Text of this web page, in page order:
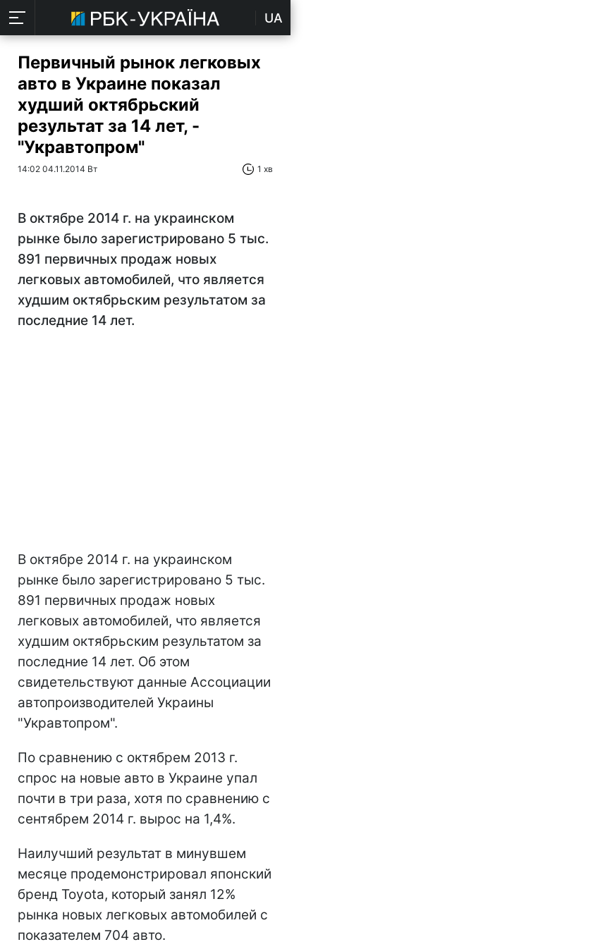
UA
Первичный рынок легковых
авто в Украине показал
худший октябрьский
результат за 14 лет, -
"Укравтопром"
14:02 04.11.2014 Вт 1 хв
В октябре 2014 г. на украинском
рынке было зарегистрировано 5 тыс.
891 первичных продаж новых
легковых автомобилей, что является
худшим октябрьским результатом за
последние 14 лет.
В октябре 2014 г. на украинском
рынке было зарегистрировано 5 тыс.
891 первичных продаж новых
легковых автомобилей, что является
худшим октябрьским результатом за
последние 14 лет. Об этом
свидетельствуют данные Ассоциации
автопроизводителей Украины
"Укравтопром".
По сравнению с октябрем 2013 г.
спрос на новые авто в Украине упал
почти в три раза, хотя по сравнению с
сентябрем 2014 г. вырос на 1,4%.
Наилучший результат в минувшем
месяце продемонстрировал японский
бренд Toyota, который занял 12%
рынка новых легковых автомобилей с
показателем 704 авто.